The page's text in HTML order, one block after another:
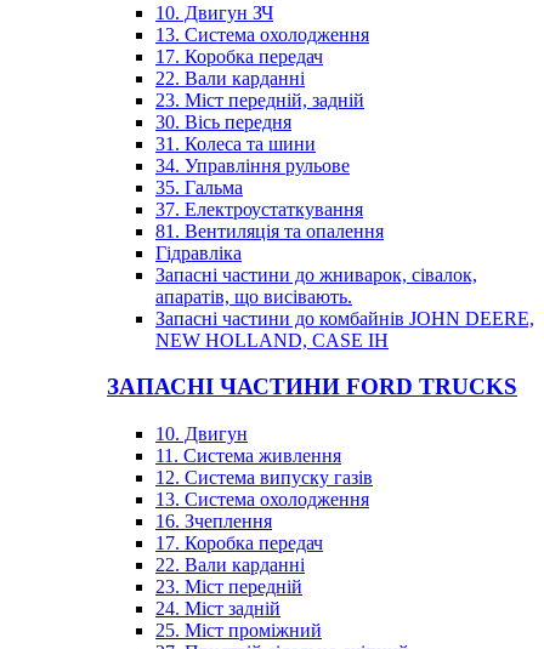
10. Двигун ЗЧ
13. Система охолодження
17. Коробка передач
22. Вали карданні
23. Міст передній, задній
30. Вісь передня
31. Колеса та шини
34. Управління рульове
35. Гальма
37. Електроустаткування
81. Вентиляція та опалення
Гідравліка
Запасні частини до жниварок, сівалок,
апаратів, що висівають.
Запасні частини до комбайнів JOHN DEERE,
NEW HOLLAND, CASE IH
ЗАПАСНІ ЧАСТИНИ FORD TRUCKS
10. Двигун
11. Система живлення
12. Система випуску газів
13. Система охолодження
16. Зчеплення
17. Коробка передач
22. Вали карданні
23. Міст передній
24. Міст задній
25. Міст проміжний